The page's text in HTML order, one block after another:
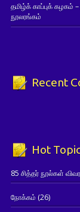
தமிழ்க் காப்புக்
நூலரங்கம்
Recent
Hot
85 சித்தர் நூல்கள்
நோக்கம் (26)